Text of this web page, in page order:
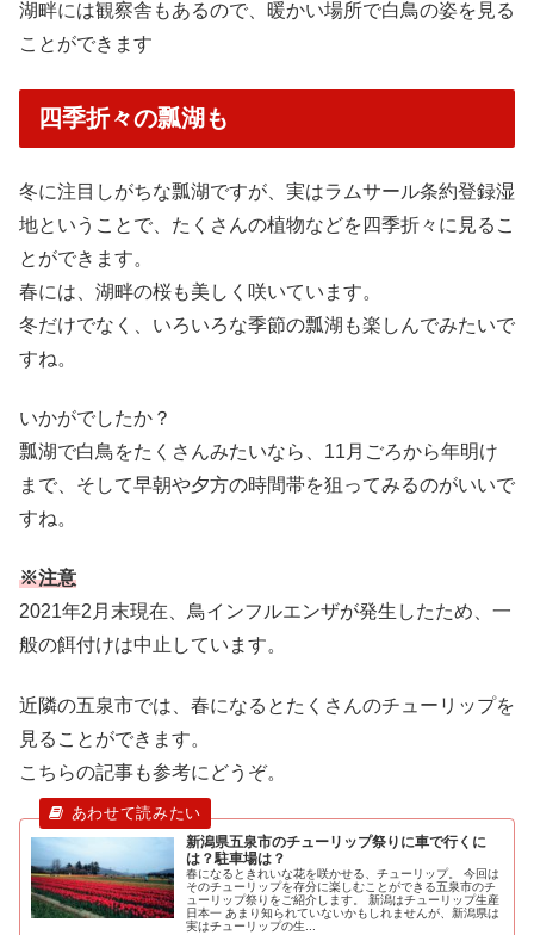
湖畔には観察舎もあるので、暖かい場所で白鳥の姿を見る
ことができます
四季折々の瓢湖も
冬に注目しがちな瓢湖ですが、実はラムサール条約登録湿
地ということで、たくさんの植物などを四季折々に見るこ
とができます。
春には、湖畔の桜も美しく咲いています。
冬だけでなく、いろいろな季節の瓢湖も楽しんでみたいで
すね。
いかがでしたか？
瓢湖で白鳥をたくさんみたいなら、11月ごろから年明け
まで、そして早朝や夕方の時間帯を狙ってみるのがいいで
すね。
※注意
2021年2月末現在、鳥インフルエンザが発生したため、一
般の餌付けは中止しています。
近隣の五泉市では、春になるとたくさんのチューリップを
見ることができます。
こちらの記事も参考にどうぞ。
新潟県五泉市のチューリップ祭りに車で行くに
は？駐車場は？
春になるときれいな花を咲かせる、チューリップ。 今回は
そのチューリップを存分に楽しむことができる五泉市のチ
ューリップ祭りをご紹介します。 新潟はチューリップ生産
日本一 あまり知られていないかもしれませんが、新潟県は
実はチューリップの生...